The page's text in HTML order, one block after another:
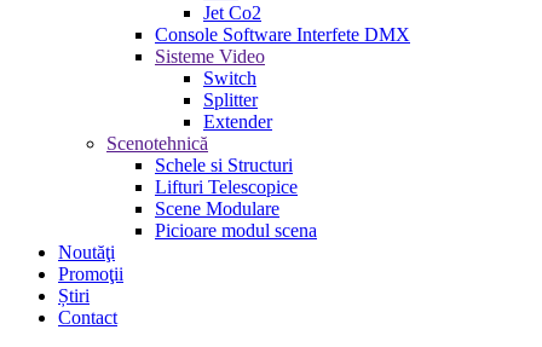
Jet Co2
Console Software Interfete DMX
Sisteme Video
Switch
Splitter
Extender
Scenotehnică
Schele si Structuri
Lifturi Telescopice
Scene Modulare
Picioare modul scena
Noutăţi
Promoţii
Știri
Contact